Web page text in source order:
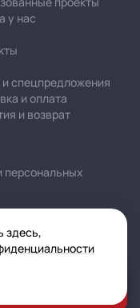
у нас
и спецпредложения
и оплата
и возврат
персональных
здесь,